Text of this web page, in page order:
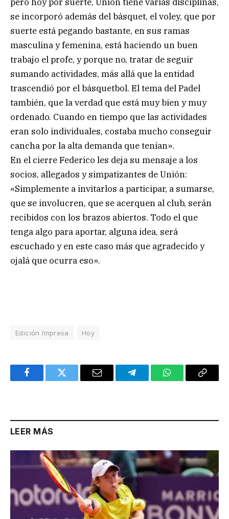
se incorporó además del básquet, el voley, que por
suerte está pegando bastante, en sus ramas
masculina y femenina, está haciendo un buen
trabajo el profe, y porque no, tratar de seguir
sumando actividades, más allá que la entidad
trascendió por el básquetbol. El tema del Padel
también, que la verdad que está muy bien y muy
ordenado. Cuando en tiempo que las actividades
eran solo individuales, costaba mucho conseguir
cancha por la alta demanda que tenían».
En el cierre Federico les deja su mensaje a los
socios, allegados y simpatizantes de Unión:
«Simplemente a invitarlos a participar, a sumarse,
que se involucren, que se acerquen al club, serán
recibidos con los brazos abiertos. Todo el que
tenga algo para aportar, alguna idea, será
escuchado y en este caso más que agradecido y
ojalá que ocurra eso».
Edición Impresa Hoy
FacebookTwitter Email TelegramWhatsAppCopy
LEER MÁS